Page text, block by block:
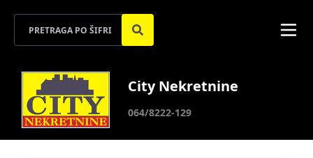
City Nekretnine
064/8222-129